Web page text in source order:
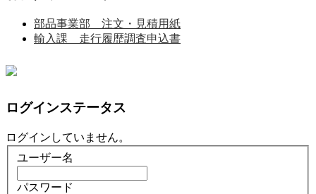
部品事業部 注文・見積用紙
輸入課 走行履歴調査申込書
ログインステータス
ログインしていません。
ユーザー名
パスワード